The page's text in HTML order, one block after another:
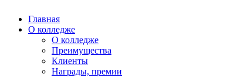
Главная
О колледже
О колледже
Преимущества
Клиенты
Награды, премии